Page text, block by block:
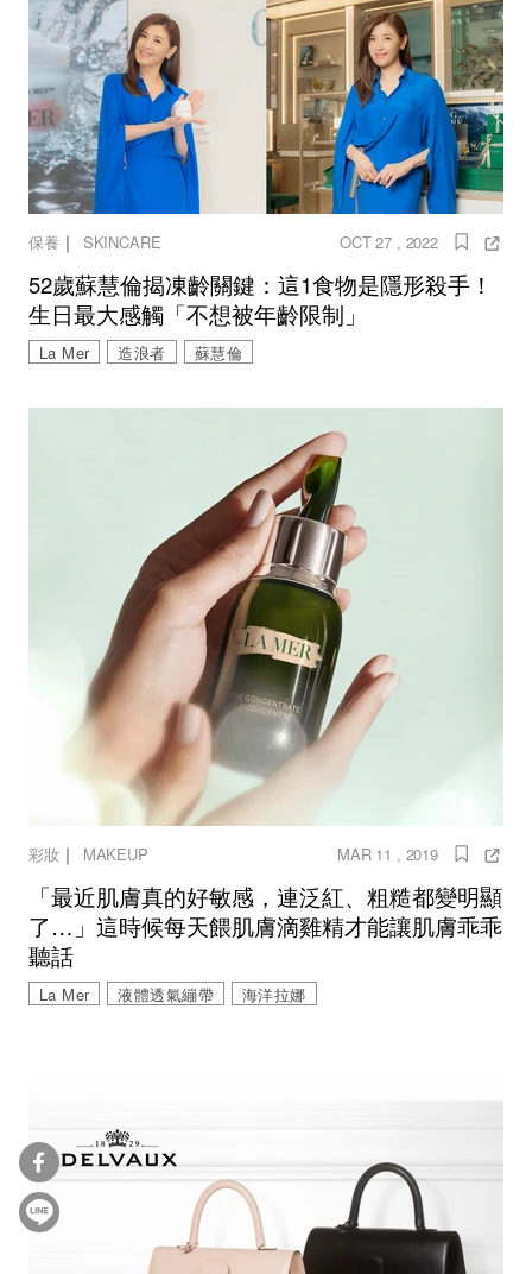
保養 ｜ SKINCARE OCT 27 , 2022
52歲蘇慧倫揭凍齡關鍵：這1食物是隱形殺手！
生日最大感觸「不想被年齡限制」
La Mer 造浪者 蘇慧倫
彩妝｜ MAKEUP MAR 11 , 2019
「最近肌膚真的好敏感，連泛紅、粗糙都變明顯
了…」這時候每天餵肌膚滴雞精才能讓肌膚乖乖
聽話
La Mer 液體透氣繃帶 海洋拉娜